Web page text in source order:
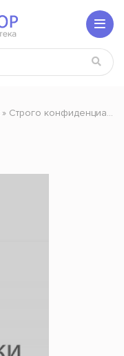
» Строго конфиденциально